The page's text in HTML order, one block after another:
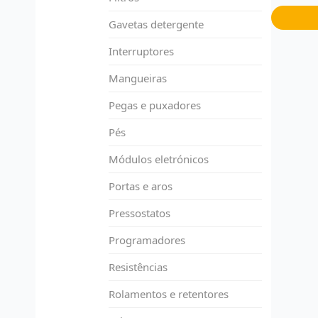
Gavetas detergente
Interruptores
Mangueiras
Pegas e puxadores
Pés
Módulos eletrónicos
Portas e aros
Pressostatos
Programadores
Resistências
Rolamentos e retentores